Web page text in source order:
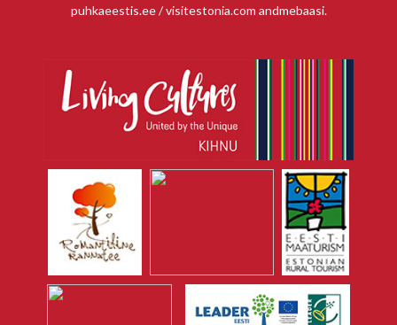
puhkaeestis.ee / visitestonia.com andmebaasi.